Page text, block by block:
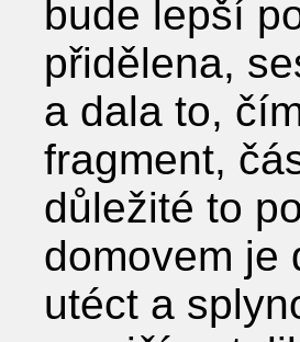
bude lepší
přidělena,
a dala to,
fragment,
důležité to
domovem je
utéct a